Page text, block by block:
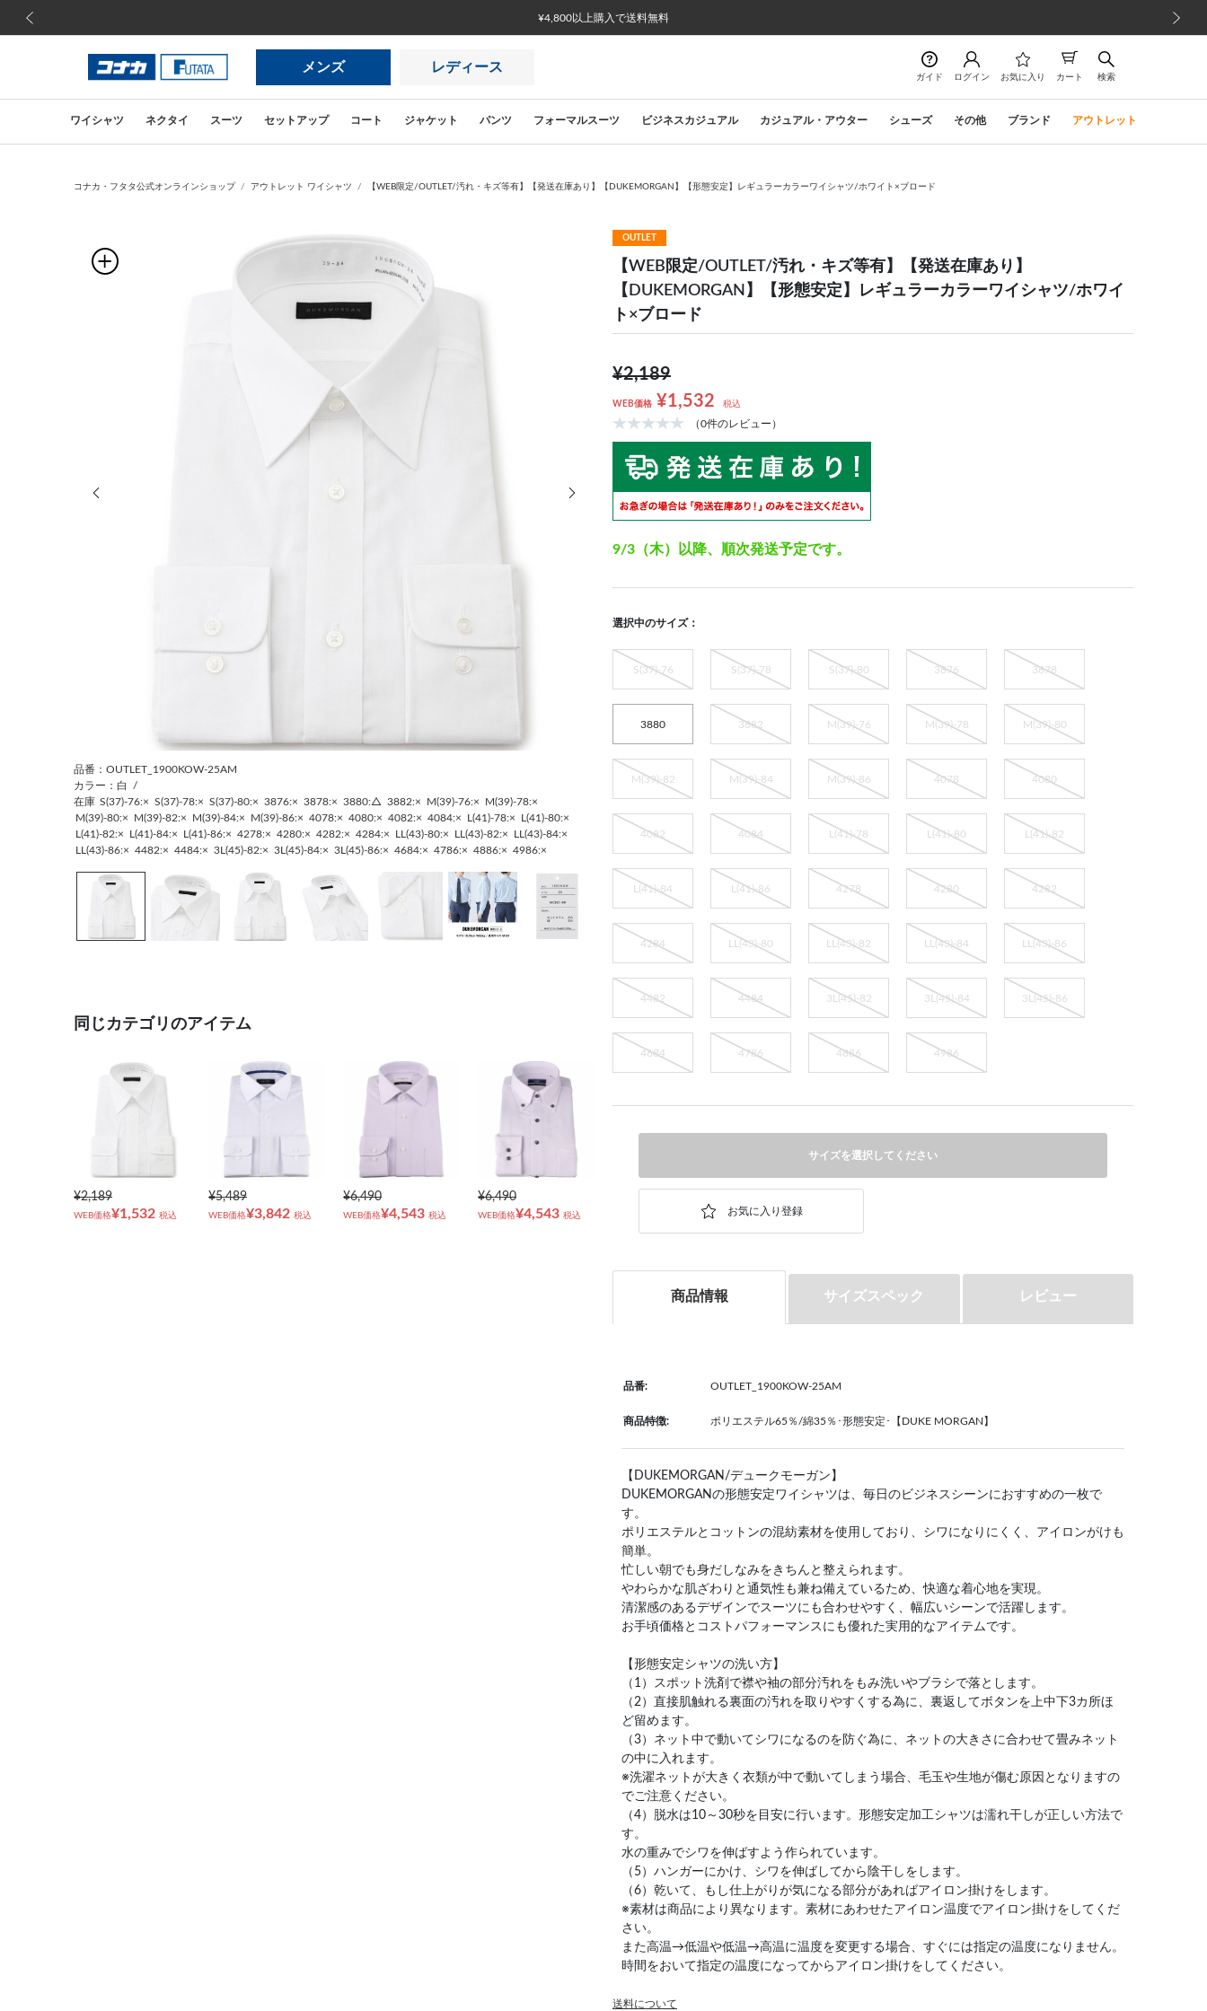
¥4,800以上購入で送料無料
メンズ レディース
ガイド ログイン お気に入り カート 検索
ワイシャツ ネクタイ スーツ セットアップ コート ジャケット パンツ フォーマルスーツ ビジネスカジュアル カジュアル・アウター シューズ その他 ブランド アウトレット
コナカ・フタタ公式オンラインショップ アウトレット ワイシャツ 【WEB限定/OUTLET/汚れ・キズ等有】【発送在庫あり】【DUKEMORGAN】【形態安定】レギュラーカラーワイシャツ/ホワイト×ブロード
品番：OUTLET_1900KOW-25AM
カラー：白
/
在庫 S(37)-76:× S(37)-78:× S(37)-80:× 3876:× 3878:× 3880:△ 3882:× M(39)-76:×
M(39)-78:×
M(39)-80:×
M(39)-82:× M(39)-84:× M(39)-86:× 4078:× 4080:× 4082:× 4084:× L(41)-78:×
L(41)-80:×
L(41)-82:×
L(41)-84:× L(41)-86:× 4278:× 4280:× 4282:× 4284:× LL(43)-80:× LL(43)-82:×
LL(43)-84:×
LL(43)-86:× 4482:× 4484:× 3L(45)-82:× 3L(45)-84:× 3L(45)-86:× 4684:× 4786:× 4886:× 4986:×
同じカテゴリのアイテム
¥2,189
WEB価格¥1,532 税込
¥5,489
WEB価格¥3,842 税込
¥6,490
WEB価格¥4,543 税込
¥6,490
WEB価格¥4,543 税込
OUTLET
【WEB限定/OUTLET/汚れ・キズ等有】【発送在庫あり】
【DUKEMORGAN】【形態安定】レギュラーカラーワイシャツ/ホワイ
ト×ブロード
¥2,189
WEB価格 ¥1,532 税込
（0件のレビュー）
9/3（木）以降、順次発送予定です。
選択中のサイズ：
S(37)-76 S(37)-78 S(37)-80 3876 3878
3880 3882 M(39)-76 M(39)-78 M(39)-80
M(39)-82 M(39)-84 M(39)-86 4078 4080
4082 4084 L(41)-78 L(41)-80 L(41)-82
L(41)-84 L(41)-86 4278 4280 4282
4284 LL(43)-80 LL(43)-82 LL(43)-84 LL(43)-86
4482 4484 3L(45)-82 3L(45)-84 3L(45)-86
4684 4786 4886 4986
サイズを選択してください
商品情報 サイズスペック レビュー
品番: OUTLET_1900KOW-25AM
商品特徴: ポリエステル65％/綿35％･形態安定･【DUKE MORGAN】
【DUKEMORGAN/デュークモーガン】
DUKEMORGANの形態安定ワイシャツは、毎日のビジネスシーンにおすすめの一枚で
す。
ポリエステルとコットンの混紡素材を使用しており、シワになりにくく、アイロンがけも
簡単。
忙しい朝でも身だしなみをきちんと整えられます。
やわらかな肌ざわりと通気性も兼ね備えているため、快適な着心地を実現。
清潔感のあるデザインでスーツにも合わせやすく、幅広いシーンで活躍します。
お手頃価格とコストパフォーマンスにも優れた実用的なアイテムです。
【形態安定シャツの洗い方】
（1）スポット洗剤で襟や袖の部分汚れをもみ洗いやブラシで落とします。
（2）直接肌触れる裏面の汚れを取りやすくする為に、裏返してボタンを上中下3カ所ほ
ど留めます。
（3）ネット中で動いてシワになるのを防ぐ為に、ネットの大きさに合わせて畳みネット
の中に入れます。
※洗濯ネットが大きく衣類が中で動いてしまう場合、毛玉や生地が傷む原因となりますの
でご注意ください。
（4）脱水は10～30秒を目安に行います。形態安定加工シャツは濡れ干しが正しい方法で
す。
水の重みでシワを伸ばすよう作られています。
（5）ハンガーにかけ、シワを伸ばしてから陰干しをします。
（6）乾いて、もし仕上がりが気になる部分があればアイロン掛けをします。
※素材は商品により異なります。素材にあわせたアイロン温度でアイロン掛けをしてくだ
さい。
また高温→低温や低温→高温に温度を変更する場合、すぐには指定の温度になりません。
時間をおいて指定の温度になってからアイロン掛けをしてください。
送料について